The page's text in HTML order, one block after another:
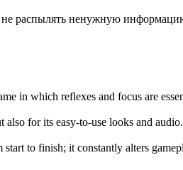
не распылять ненужную
in which reflexes and focus are
for its easy-to-use looks and
to finish; it constantly alters